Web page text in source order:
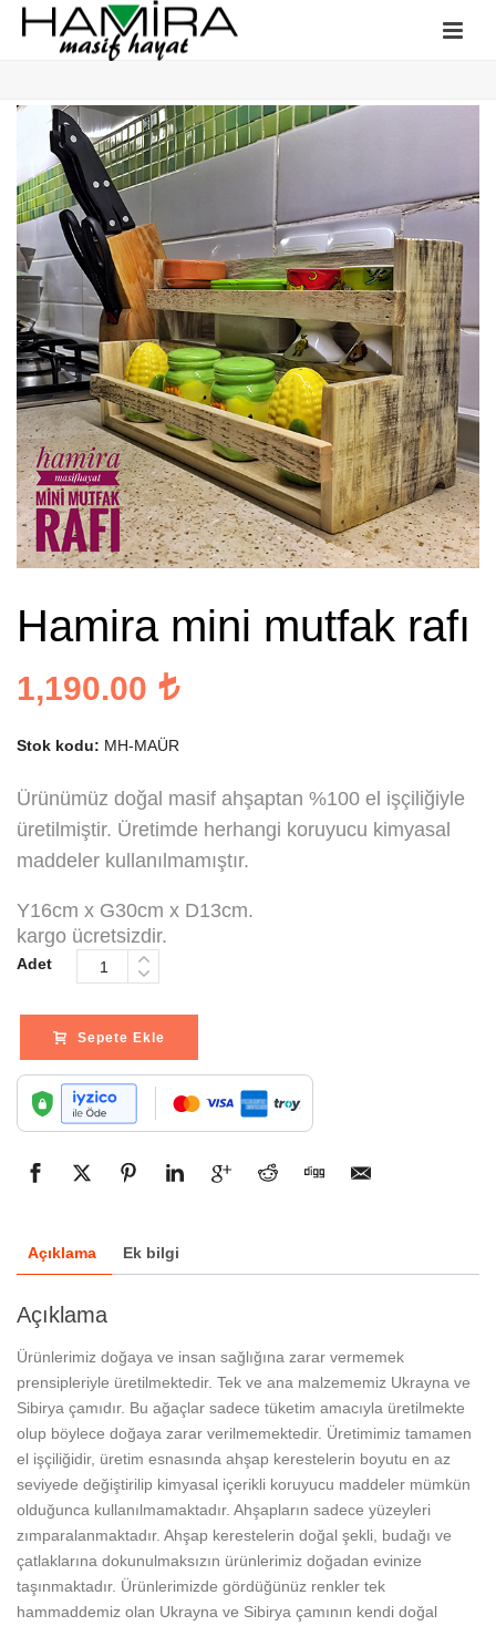
Hamira mini mutfak rafı
1,190.00
Stok kodu: MH-MAÜR
Ürünümüz doğal masif ahşaptan %100 el işçiliğiyle
üretilmiştir. Üretimde herhangi koruyucu kimyasal
maddeler kullanılmamıştır.
Y16cm x G30cm x D13cm.
kargo ücretsizdir.
Adet
Sepete Ekle
Açıklama Ek bilgi
Açıklama
Ürünlerimiz doğaya ve insan sağlığına zarar vermemek
prensipleriyle üretilmektedir. Tek ve ana malzememiz Ukrayna ve
Sibirya çamıdır. Bu ağaçlar sadece tüketim amacıyla üretilmekte
olup böylece doğaya zarar verilmemektedir. Üretimimiz tamamen
el işçiliğidir, üretim esnasında ahşap kerestelerin boyutu en az
seviyede değiştirilip kimyasal içerikli koruyucu maddeler mümkün
olduğunca kullanılmamaktadır. Ahşapların sadece yüzeyleri
zımparalanmaktadır. Ahşap kerestelerin doğal şekli, budağı ve
çatlaklarına dokunulmaksızın ürünlerimiz doğadan evinize
taşınmaktadır. Ürünlerimizde gördüğünüz renkler tek
hammaddemiz olan Ukrayna ve Sibirya çamının kendi doğal